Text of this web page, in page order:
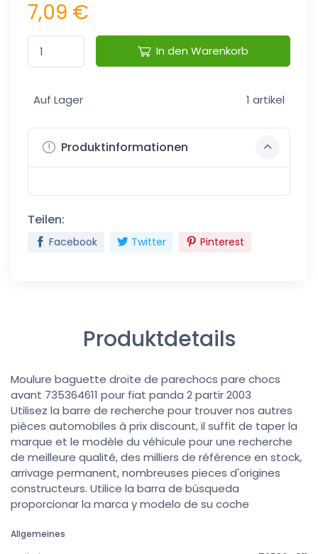
7,09 €
In den Warenkorb
Auf Lager 1 artikel
Produktinformationen
Teilen:
Facebook Twitter Pinterest
Produktdetails
Moulure baguette droite de parechocs pare chocs
avant 735364611 pour fiat panda 2 partir 2003
Utilisez la barre de recherche pour trouver nos autres
pièces automobiles à prix discount, il suffit de taper la
marque et le modèle du véhicule pour une recherche
de meilleure qualité, des milliers de référence en stock,
arrivage permanent, nombreuses pieces d'origines
constructeurs. Utilice la barra de búsqueda
proporcionar la marca y modelo de su coche
Allgemeines